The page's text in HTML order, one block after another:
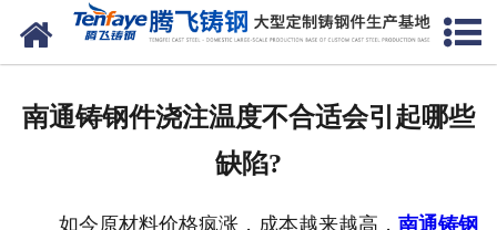
网站首页
南通铸钢件浇注温度不合适会引起哪些
缺陷?
如今原材料价格疯涨，成本越来越高， 南通铸钢